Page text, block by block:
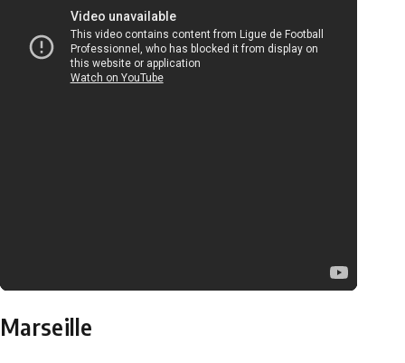
Marseille